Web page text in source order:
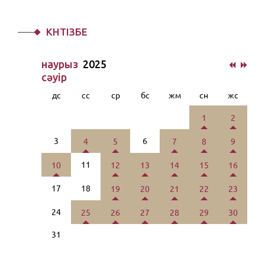
КҮНТІЗБЕ
наурыз 2025
сәуiр
дс сс ср бс жм сн жс
1 2
3 4 5 6 7 8 9
10 11 12 13 14 15 16
17 18 19 20 21 22 23
24 25 26 27 28 29 30
31